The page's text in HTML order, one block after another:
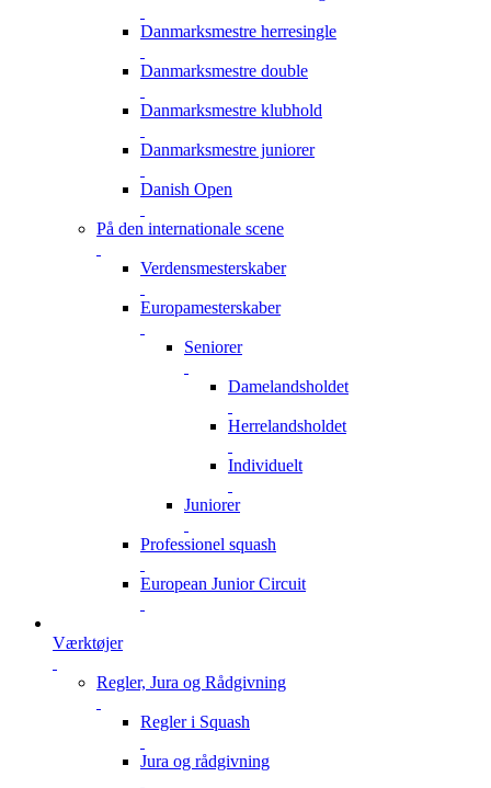
Danmarksmestre herresingle
Danmarksmestre double
Danmarksmestre klubhold
Danmarksmestre juniorer
Danish Open
På den internationale scene
Verdensmesterskaber
Europamesterskaber
Seniorer
Damelandsholdet
Herrelandsholdet
Individuelt
Juniorer
Professionel squash
European Junior Circuit
Værktøjer
Regler, Jura og Rådgivning
Regler i Squash
Jura og rådgivning